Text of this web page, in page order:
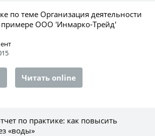
по теме Организация деятельности
примере ООО 'Инмарко-Трейд'
Читать online
по практике: как повысить
«воды»